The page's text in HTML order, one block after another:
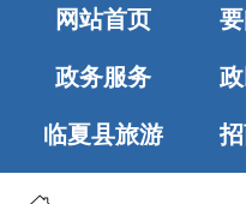
网站首页
政务服务
临夏县旅游